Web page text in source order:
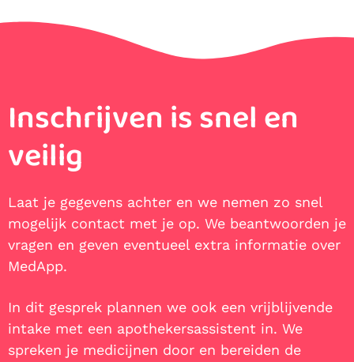
Inschrijven is snel en
veilig
Laat je gegevens achter en we nemen zo snel
mogelijk contact met je op. We beantwoorden je
vragen en geven eventueel extra informatie over
MedApp.
In dit gesprek plannen we ook een vrijblijvende
intake met een apothekersassistent in. We
spreken je medicijnen door en bereiden de